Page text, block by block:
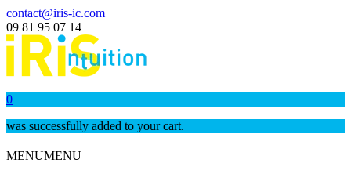
contact@iris-ic.com
09 81 95 07 14
0
was successfully added to your cart.
MENUMENU